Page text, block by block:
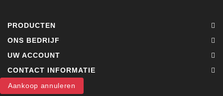
PRODUCTEN
ONS BEDRIJF
UW ACCOUNT
CONTACT INFORMATIE
Aankoop annuleren